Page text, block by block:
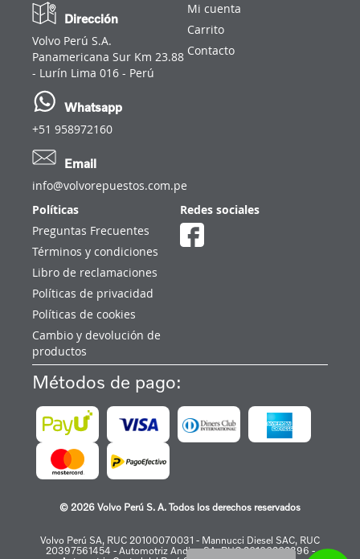
Dirección
Volvo Perú S.A.
Panamericana Sur Km 23.88
- Lurín Lima 016 - Perú
Whatsapp
+51 958972160
Email
info@volvorepuestos.com.pe
Mi cuenta
Carrito
Contacto
Políticas
Preguntas Frecuentes
Términos y condiciones
Libro de reclamaciones
Políticas de privacidad
Políticas de cookies
Cambio y devolución de
productos
Redes sociales
Métodos de pago:
© 2026 Volvo Perú S. A. Todos los derechos reservados
Volvo Perú SA, RUC 20100070031 - Mannucci Diesel SAC, RUC
20397561454 - Automotriz Andina SA, RUC 20100202396 -